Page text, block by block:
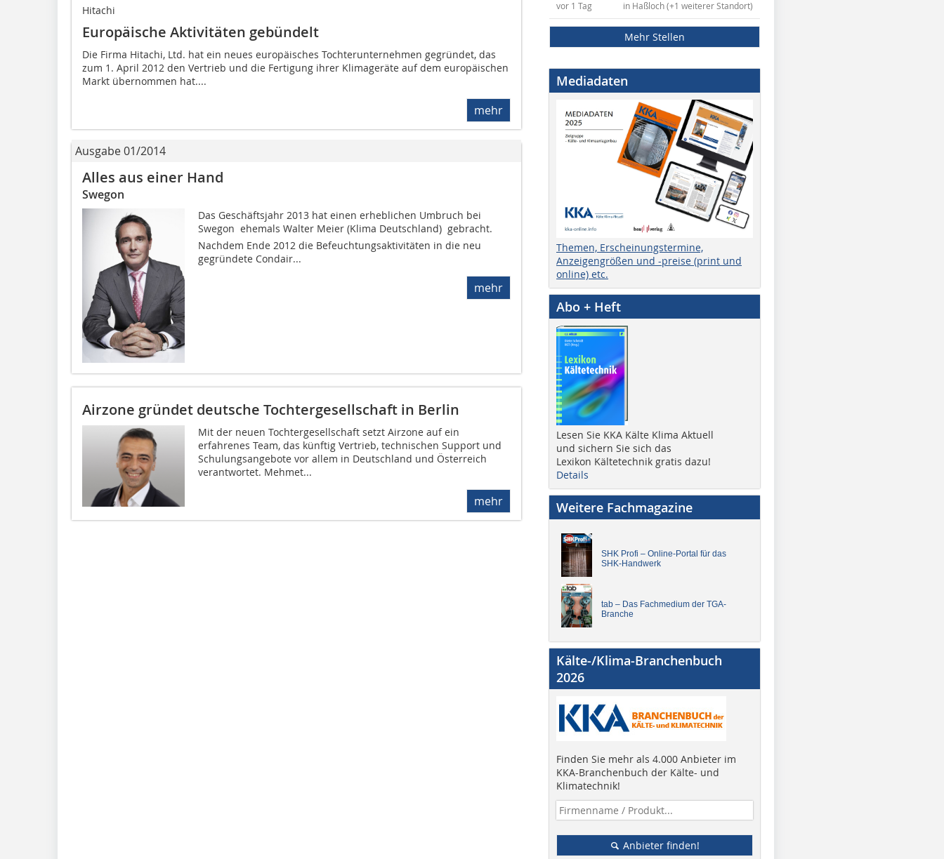
Hitachi
Europäische Aktivitäten gebündelt
Die Firma Hitachi, Ltd. hat ein neues europäisches Tochterunternehmen gegründet, das
zum 1. April 2012 den Vertrieb und die Fertigung ihrer Klimageräte auf dem europäischen
Markt übernommen hat....
mehr
Ausgabe 01/2014
Alles aus einer Hand
Swegon
Das Geschäftsjahr 2013 hat einen erheblichen Umbruch bei
Swegon  ehemals Walter Meier (Klima Deutschland)  gebracht.
Nachdem Ende 2012 die Befeuchtungsaktivitäten in die neu
gegründete Condair...
mehr
Airzone gründet deutsche Tochtergesellschaft in Berlin
Mit der neuen Tochtergesellschaft setzt Airzone auf ein
erfahrenes Team, das künftig Vertrieb, technischen Support und
Schulungsangebote vor allem in Deutschland und Österreich
verantwortet. Mehmet...
mehr
in Haßloch (+1 weiterer Standort)
vor 1 Tag
Mehr Stellen
Mediadaten
Themen, Erscheinungstermine,
Anzeigengrößen und -preise (print und
online) etc.
Abo + Heft
Lesen Sie KKA Kälte Klima Aktuell
und sichern Sie sich das
Lexikon Kältetechnik gratis dazu!
Details
Weitere Fachmagazine
SHK Profi – Online-Portal für das
SHK-Handwerk
tab – Das Fachmedium der TGA-
Branche
Kälte-/Klima-Branchenbuch
2026
Finden Sie mehr als 4.000 Anbieter im
KKA-Branchenbuch der Kälte- und
Klimatechnik!
Anbieter finden!